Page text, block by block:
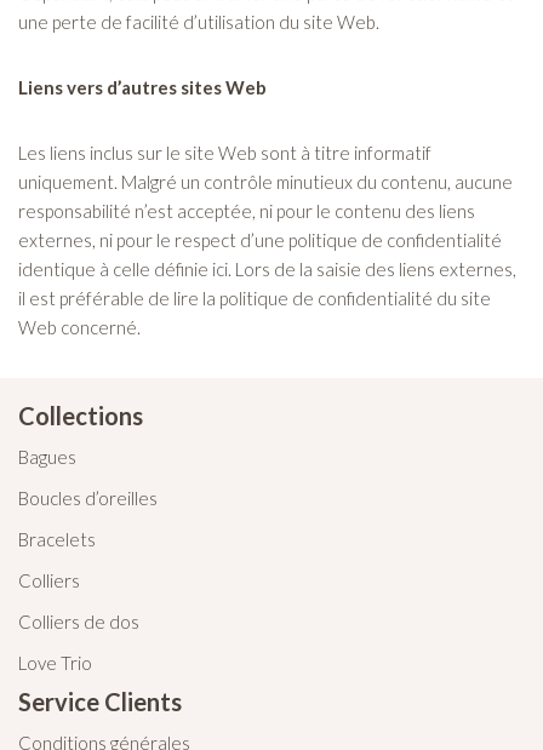
une perte de facilité d’utilisation du site Web.
Liens vers d’autres sites Web
Les liens inclus sur le site Web sont à titre informatif
uniquement. Malgré un contrôle minutieux du contenu, aucune
responsabilité n’est acceptée, ni pour le contenu des liens
externes, ni pour le respect d’une politique de confidentialité
identique à celle définie ici. Lors de la saisie des liens externes,
il est préférable de lire la politique de confidentialité du site
Web concerné.
Collections
Bagues
Boucles d’oreilles
Bracelets
Colliers
Colliers de dos
Love Trio
Service Clients
Conditions générales